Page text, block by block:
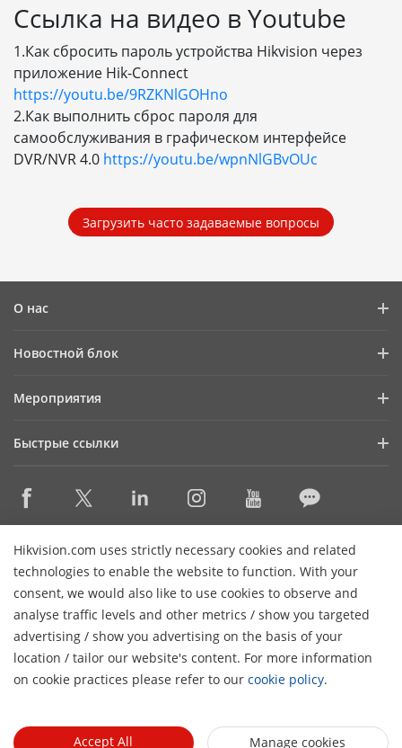
Ссылка на видео в Youtube
1.Как сбросить пароль устройства Hikvision через
приложение Hik-Connect
https://youtu.be/9RZKNlGOHno
2.Как выполнить сброс пароля для
самообслуживания в графическом интерфейсе
DVR/NVR 4.0 https://youtu.be/wpnNlGBvOUc
Загрузить часто задаваемые вопросы
Hikvision.com uses strictly necessary cookies and related
technologies to enable the website to function. With your
consent, we would also like to use cookies to observe and
analyse traffic levels and other metrics / show you targeted
advertising / show you advertising on the basis of your
location / tailor our website's content. For more information
on cookie practices please refer to our cookie policy.
Accept All Manage cookies
О нас
Информационная безопасность
Контактная информация
Новостной блок
Истории успеха
HikSnap
Мероприятия
Быстрые ссылки
Где купить
Основные технологии
Карта сайта
Контактная информация
Подписаться на рассылку
© 2026 Ханчжоу Hikvision Digital Technology Co., Ltd. Все
права защищены. Политика конфиденциальности
Политика использования файлов cookie
Настройки